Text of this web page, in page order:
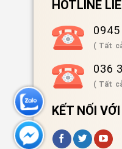
HOTLINE
( Tất
036
( Tất
KẾT NỐI